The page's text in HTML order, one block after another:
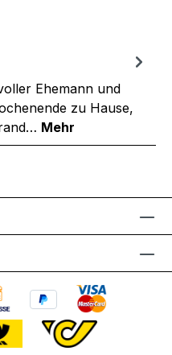
Ehemann und
zu Hause,
Mehr